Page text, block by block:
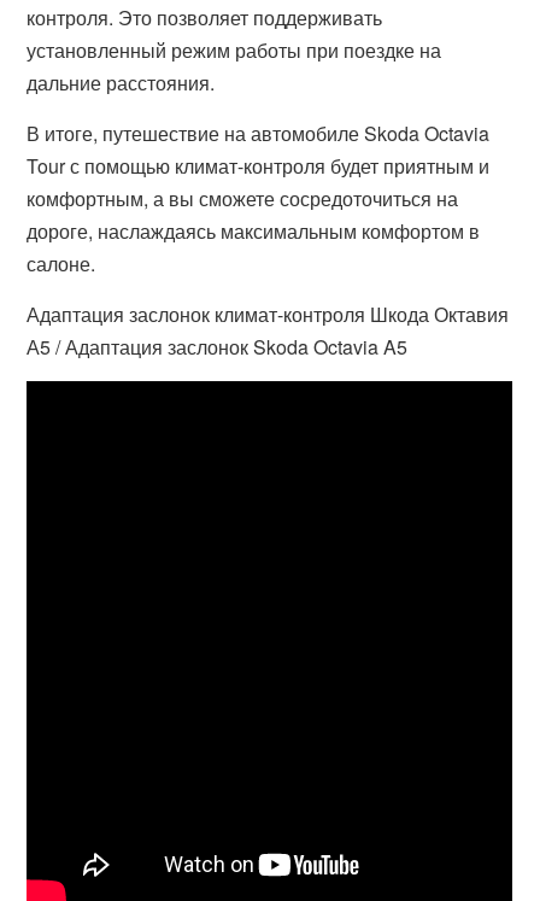
контроля. Это позволяет поддерживать
установленный режим работы при поездке на
дальние расстояния.
В итоге, путешествие на автомобиле Skoda Octavia
Tour с помощью климат-контроля будет приятным и
комфортным, а вы сможете сосредоточиться на
дороге, наслаждаясь максимальным комфортом в
салоне.
Адаптация заслонок климат-контроля Шкода Октавия
А5 / Адаптация заслонок Skoda Octavia A5